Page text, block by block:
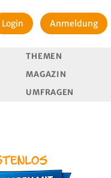
Login Anmeldung
THEMEN
MAGAZIN
UMFRAGEN